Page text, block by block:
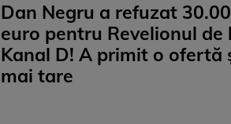
Dan Negru a refuzat
euro pentru Revelionul de
Kanal D! A primit o ofertă
mai tare